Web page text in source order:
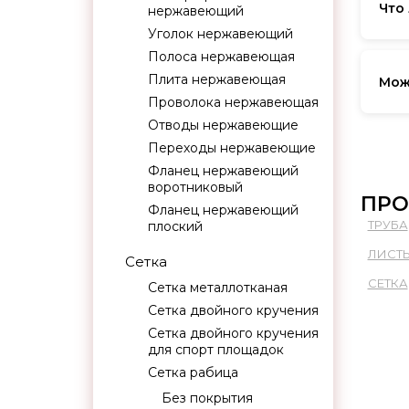
нержавеющий
Уголок нержавеющий
Полоса нержавеющая
Плита нержавеющая
Проволока нержавеющая
Отводы нержавеющие
Переходы нержавеющие
Фланец нержавеющий
воротниковый
Фланец нержавеющий
плоский
Сетка
Сетка металлотканая
Сетка двойного кручения
Сетка двойного кручения
для спорт площадок
Сетка рабица
Без покрытия
Что
ТРУБА
СЕТКА